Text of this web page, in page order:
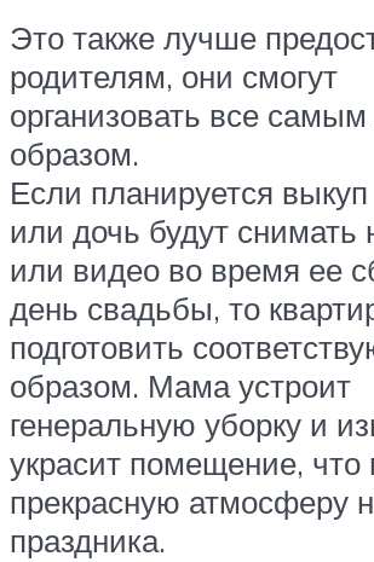
Это также лучше
родителям, они смогут
организовать все
образом.
Если планируется
или дочь будут снимать
или видео во время ее
день свадьбы, то
подготовить
образом. Мама устроит
генеральную уборку и
украсит помещение, что
прекрасную атмосферу
праздника.